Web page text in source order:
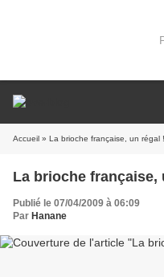
Accueil » La brioche française, un régal !
La brioche française,
Publié le 07/04/2009 à 06:09
Par Hanane